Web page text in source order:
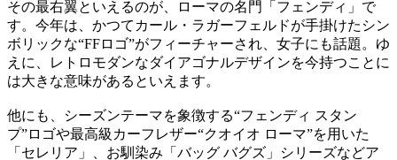
その最右翼といえるのが、ローマの名門「フェンディ」で
す。今年は、かつてカール・ラガーフェルドが手掛けたシン
ボリックな“FFロゴ”がフィーチャーされ、女子にも話題。ゆ
えに、レトロモダンなダイアゴナルデザインを今持つことに
は大きな意味があるといえます。
他にも、シーズンテーマを象徴する“フェンディ スタン
プ”ロゴや最高級カーフレザー“クオイオ ローマ”を用いた
「セレリア」、お馴染み「バッグ バグズ」シリーズなどア